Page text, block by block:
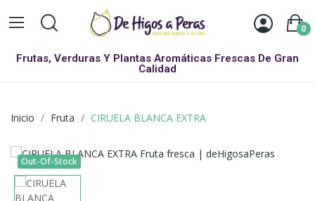
0
Frutas, Verduras Y Plantas Aromáticas Frescas De Gran
Calidad
Inicio Fruta CIRUELA BLANCA EXTRA
Out-Of-Stock